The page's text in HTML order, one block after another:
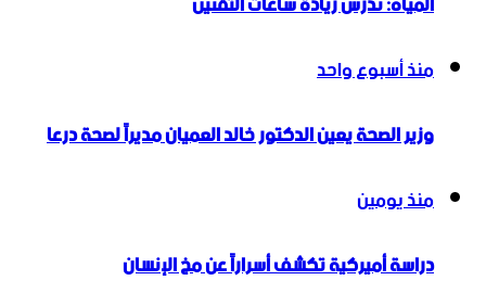
منذ أسبوع واحد
وزير الصحة يعين الدكتور خالد العميان مديراً لصحة درعا
منذ يومين
دراسة أميركية تكشف أسراراً عن مخ الإنسان